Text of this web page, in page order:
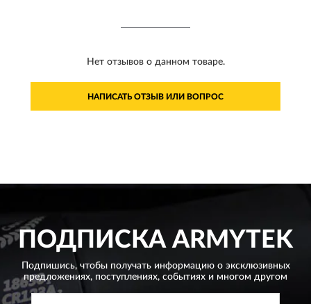
Нет отзывов о данном товаре.
НАПИСАТЬ ОТЗЫВ ИЛИ ВОПРОС
ПОДПИСКА ARMYTEK
Подпишись, чтобы получать информацию о эксклюзивных
предложениях, поступлениях, событиях и многом другом